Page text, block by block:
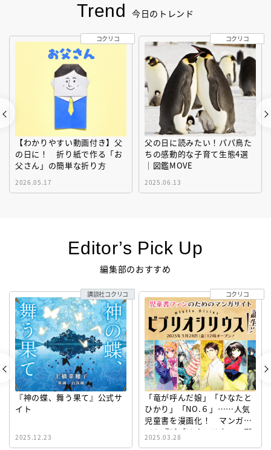
Trend 今日のトレンド
【わかりやすい動画付き】父
の日に！ 折り紙で作る「お
父さん」の簡単な折り方
2026.05.17
コクリコ
父の日に読みたい！パパ鳥た
ちの感動的な子育て生態4選
｜図鑑MOVE
2025.06.13
コクリコ
Editor’s Pick Up
編集部のおすすめ
『神の蝶、舞う果て』公式サ
イト
2025.12.23
講談社コクリコ
「竜が呼んだ娘」「ひなたと
ひかり」「NO.６」……人気
児童書を漫画化！ マンガサ
イト『ビブリオシリウス』誕
生！
2025.03.28
コクリコ